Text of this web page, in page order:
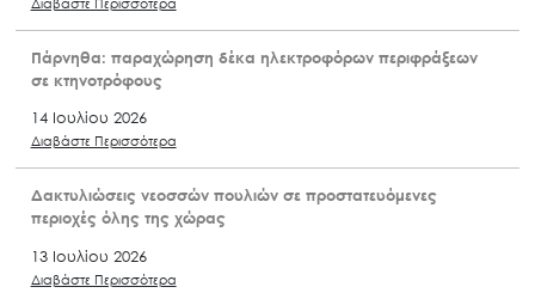
Πάρνηθα: παραχώρηση δέκα ηλεκτροφόρων περιφράξεων
σε κτηνοτρόφους
14 Ιουλίου 2026
Διαβάστε Περισσότερα
Δακτυλιώσεις νεοσσών πουλιών σε προστατευόμενες
περιοχές όλης της χώρας
13 Ιουλίου 2026
Διαβάστε Περισσότερα